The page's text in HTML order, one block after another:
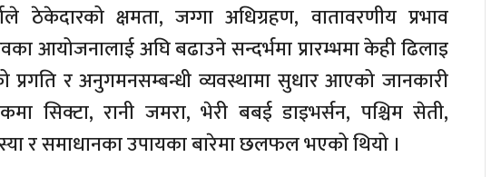
ठेकेदारको क्षमता, जग्गा अधिग्रहण, वातावरणीय प्रभाव
आयोजनालाई अघि बढाउने सन्दर्भमा प्रारम्भमा केही ढिलाइ
र अनुगमनसम्बन्धी व्यवस्थामा सुधार आएको जानकारी
सिक्टा, रानी जमरा, भेरी बबई डाइभर्सन, पश्चिम सेती,
र समाधानका उपायका बारेमा छलफल भएको थियो ।